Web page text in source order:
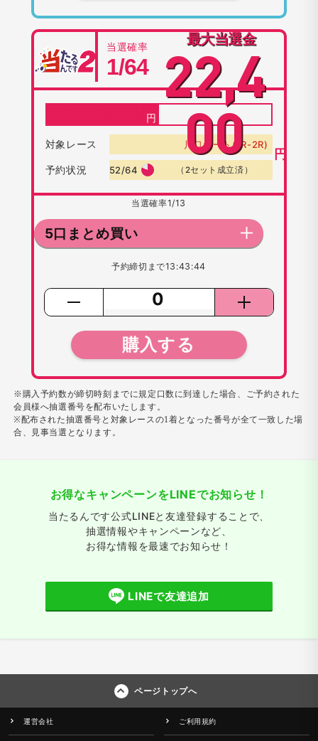
当選確率
1/64
最大当選金
22,4
00
円
対象レース 川口オート(1R-2R)
予約状況 52/64 （2セット成立済）
当選確率1/13
5口まとめ買い
予約締切まで13:43:44
購入する
※購入予約数が締切時刻までに規定口数に到達した場合、ご予約された
会員様へ抽選番号を配布いたします。
※配布された抽選番号と対象レースの1着となった番号が全て一致した場
合、見事当選となります。
お得なキャンペーンをLINEでお知らせ！
当たるんです公式LINEと友達登録することで、
抽選情報やキャンペーンなど、
お得な情報を最速でお知らせ！
LINEで友達追加
ページトップへ
運営会社 ご利用規約